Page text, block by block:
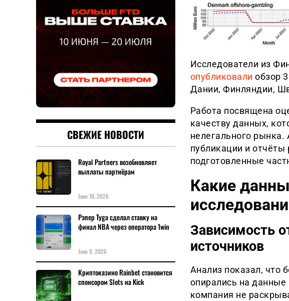
Исследователи из
опубликовали обзор
Дании, Финляндии,
Работа посвящена
качеству данных,
нелегального
публикации и отчёты
подготовленные
Какие
Зависимость
источников
Анализ показал, что
опирались на данные
компания не
СВЕЖИЕ НОВОСТИ
Royal Partners возобновляет
выплаты партнёрам
June 10, 2026
Рэпер Tyga сделал ставку на
финал NBA через оператора 1win
June 9, 2026
Криптоказино Rainbet становится
спонсором Slots на Kick